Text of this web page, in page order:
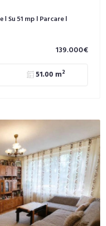
Su 51 mp l Parcare l
139.000€
51.00 m2